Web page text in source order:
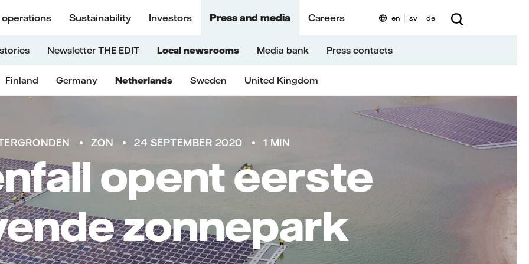
operations Sustainability Investors Press and media Careers
Newsletter THE EDIT Local newsrooms Media bank Press contacts
Finland Germany Netherlands Sweden United Kingdom
en sv de
ZON 24 SEPTEMBER 2020 1 MIN
opent eerste
zonnepark